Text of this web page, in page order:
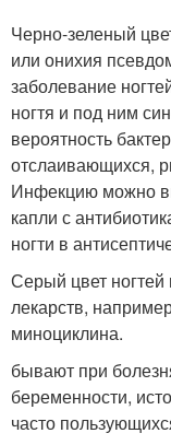
Черно-зеленый
или онихия
заболевание
ногтя и под ним
вероятность
отслаивающихся,
Инфекцию можно
капли с
ногти в
Серый цвет
лекарств,
миноциклина.
бывают при
беременности,
часто